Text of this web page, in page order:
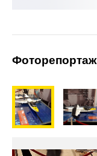
Фоторепортаж